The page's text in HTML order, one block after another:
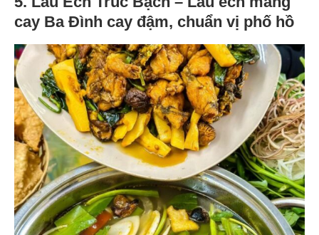
cay Ba Đình cay đậm, chuẩn vị phố hồ